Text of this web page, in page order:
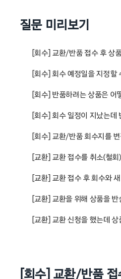
질문 미리보기
[회수] 교환/반품 접수 후 상
[회수] 회수 예정일을 지정할
[회수] 반품하려는 상품은 어
[회수] 회수 일정이 지났는데
[회수] 교환/반품 회수지를
[교환] 교환 접수를 취소(철
[교환] 교환 접수 후 회수와
[교환] 교환을 위해 상품을
[교환] 교환 신청을 했는데
[회수] 교환/반품